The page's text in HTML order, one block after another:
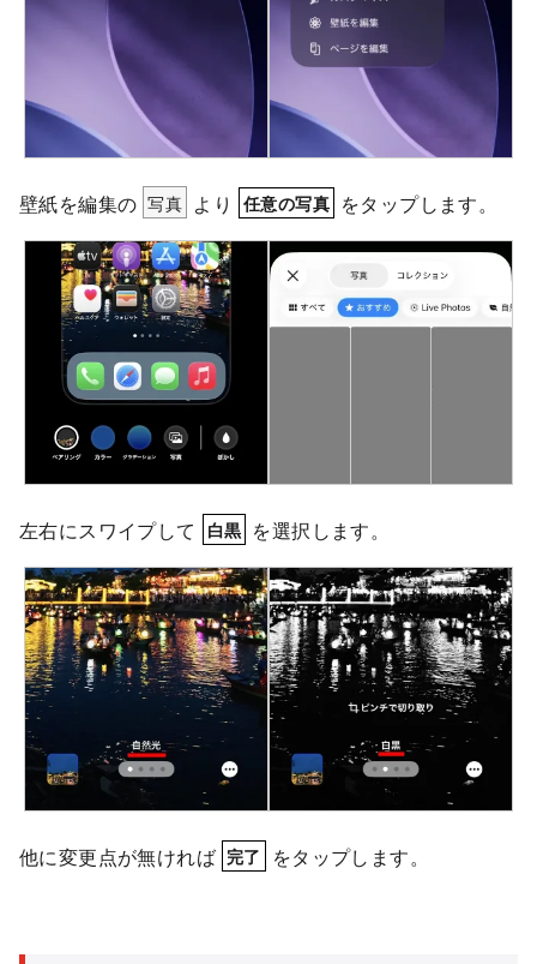
壁紙を編集の 写真 より 任意の写真 をタップします。
左右にスワイプして 白黒 を選択します。
他に変更点が無ければ 完了 をタップします。